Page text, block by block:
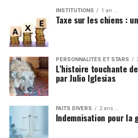
INSTITUTIONS 1 an ...
Taxe sur les chiens :
PERSONNALITÉS ET STARS
L’histoire touchante
par Julio Iglesias
FAITS DIVERS 2 ans ...
Indemnisation pour la